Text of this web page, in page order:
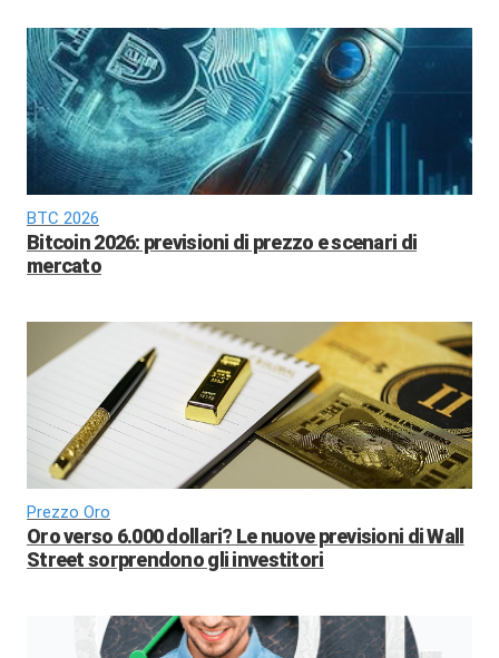
BTC 2026
Bitcoin 2026: previsioni di prezzo e scenari di
mercato
Prezzo Oro
Oro verso 6.000 dollari? Le nuove previsioni di Wall
Street sorprendono gli investitori